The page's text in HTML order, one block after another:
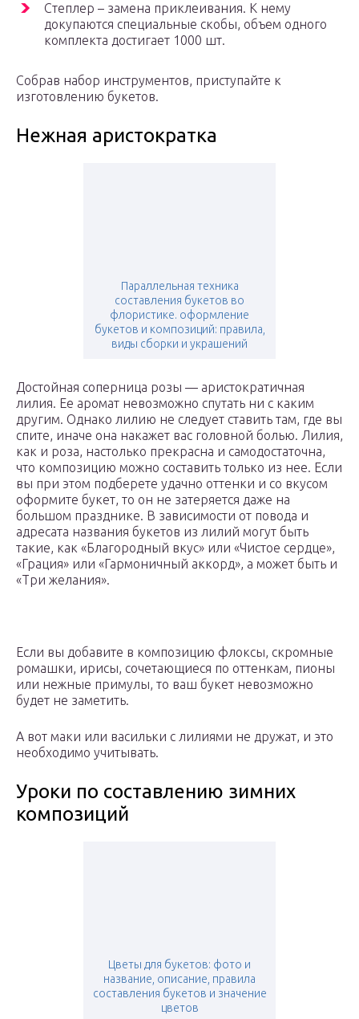
Степлер – замена приклеивания. К нему
докупаются специальные скобы, объем одного
комплекта достигает 1000 шт.
Собрав набор инструментов, приступайте к
изготовлению букетов.
Нежная аристократка
Параллельная техника
составления букетов во
флористике. оформление
букетов и композиций: правила,
виды сборки и украшений
Достойная соперница розы — аристократичная
лилия. Ее аромат невозможно спутать ни с каким
другим. Однако лилию не следует ставить там, где вы
спите, иначе она накажет вас головной болью. Лилия,
как и роза, настолько прекрасна и самодостаточна,
что композицию можно составить только из нее. Если
вы при этом подберете удачно оттенки и со вкусом
оформите букет, то он не затеряется даже на
большом празднике. В зависимости от повода и
адресата названия букетов из лилий могут быть
такие, как «Благородный вкус» или «Чистое сердце»,
«Грация» или «Гармоничный аккорд», а может быть и
«Три желания».
Если вы добавите в композицию флоксы, скромные
ромашки, ирисы, сочетающиеся по оттенкам, пионы
или нежные примулы, то ваш букет невозможно
будет не заметить.
А вот маки или васильки с лилиями не дружат, и это
необходимо учитывать.
Уроки по составлению зимних
композиций
Цветы для букетов: фото и
название, описание, правила
составления букетов и значение
цветов